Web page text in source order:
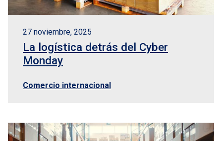
27 noviembre, 2025
La logística detrás del Cyber
Monday
Comercio internacional